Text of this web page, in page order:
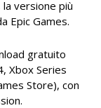
la versione più
Epic Games.
gratuito
Xbox Series
Store), con